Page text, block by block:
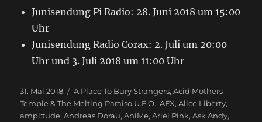
Junisendung Pi Radio: 28. Juni 2018 um 15:00
Uhr
Junisendung Radio Corax: 2. Juli um 20:00
Uhr und 3. Juli 2018 um 11:00 Uhr
Veröffentlicht
am
31. Mai 2018 Schlagwörter
A Place To Bury Strangers,Acid Mothers
Temple & The Melting Paraiso U.F.O.,AFX,Alice Liberty,
ampl:tude,Andreas Dorau,AniMe,Ariel Pink,Ask Andy,